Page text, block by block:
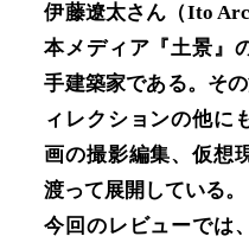
伊藤遼太さん（Ito
本メディア『土景』
手建築家である。そ
ィレクションの他に
画の撮影編集、仮想
渡って展開している。
今回のレビューでは